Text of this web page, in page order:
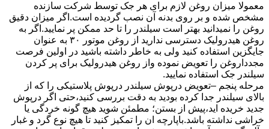
معمولا میزان روغن لازم برای هر جک توسط شرکت سازنده
مشخص شده و بر روی بدنه آن نصب گردیده است.اگر میزان دقیق
روغن را نمیدانید بهتر است سیلندر را تا حد ممکن پر نمایید.اگر به
روغن هیدرولیک دسترسی ندارید از روغن موتور ۳۰ به عنوان
جایگزین استفاده کنید ولی به خاطر داشته باشید در اولین فرصت
مجدداروغن را تعویض نموده واز روغن هیدرولیک برای پر کردن
سیلندر جک استفاده نمایید.
مرحله پنجم –تعویض درپوش سیلندر درپوش پلاستیکی را که از
بالای سیلندر جدا کرده بودید به دقت بررسی کنید،حتی اگر درپوش
جدید خریده اید،پیش از بستن؛ مطمئن شوید هیچ گونه خردگی یا
خراشی نداشته باشد.باپارچه ان را تمکیز کنید تا هیچ نوع گرد و غبار